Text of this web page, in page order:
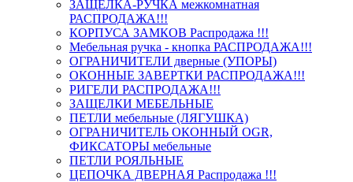
ЗАЩЕЛКА-РУЧКА межкомнатная
РАСПРОДАЖА!!!
КОРПУСА ЗАМКОВ Распродажа !!!
Мебельная ручка - кнопка РАСПРОДАЖА!!!
ОГРАНИЧИТЕЛИ дверные (УПОРЫ)
ОКОННЫЕ ЗАВЕРТКИ РАСПРОДАЖА!!!
РИГЕЛИ РАСПРОДАЖА!!!
ЗАЩЕЛКИ МЕБЕЛЬНЫЕ
ПЕТЛИ мебельные (ЛЯГУШКА)
ОГРАНИЧИТЕЛЬ ОКОННЫЙ OGR,
ФИКСАТОРЫ мебельные
ПЕТЛИ РОЯЛЬНЫЕ
ЦЕПОЧКА ДВЕРНАЯ Распродажа !!!